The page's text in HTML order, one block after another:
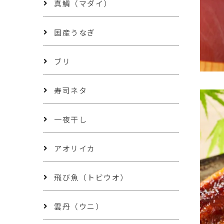
真鯛（マダイ）
国産うなぎ
ブリ
寿司ネタ
一夜干し
アオリイカ
飛び魚（トビウオ）
雲丹（ウニ）